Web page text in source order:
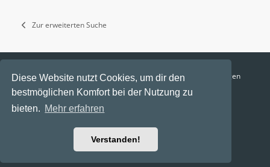
Diese Website nutzt Cookies, um dir den
bestmöglichen Komfort bei der Nutzung zu
bieten. Mehr erfahren
Verstanden!
Zur erweiterten Suche
Funga Austria FAQ Datenschutz
Nutzungsbedingungen
Alle Zeiten sind UTC+02:00
Aktuelle Zeit: 7. August 2026, 09:13
Powered byphpBB® Forum Software © phpBB Limited
Ravaio Theme by